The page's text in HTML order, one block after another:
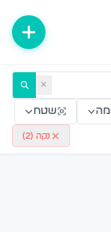
✕
שטח
נקה (2
)